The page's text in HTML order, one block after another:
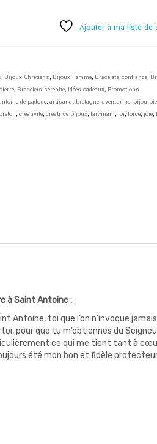
Ajouter à ma liste de
, Bijoux Chrétiens, Bijoux Femme, Bracelets confiance,
, Bracelets sérénité, Idées cadeaux, Promotions
de padoue, artisanat bretagne, aventurine, bijou
, créativité, créatrice bijoux, fait-main, foi, force, joie,
à Saint Antoine :
Antoine, toi que l’on n’invoque
pour que tu m’obtiennes du
ce qui me tient tant à
été mon bon et fidèle